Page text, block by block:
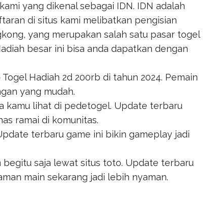
yang dikenal sebagai IDN. IDN adalah
di situs kami melibatkan pengisian
yang merupakan salah satu pasar togel
besar ini bisa anda dapatkan dengan
Togel Hadiah 2d 200rb di tahun 2024. Pemain
yang mudah.
kamu lihat di pedetogel. Update terbaru
ramai di komunitas.
terbaru game ini bikin gameplay jadi
begitu saja lewat situs toto. Update terbaru
main sekarang jadi lebih nyaman.